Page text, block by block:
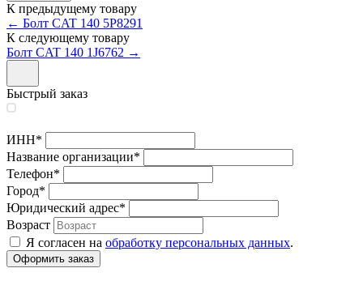
К предыдущему товару
← Болт CAT 140 5P8291
К следующему товару
Болт CAT 140 1J6762 →
Быстрый заказ
ИНН*
Название организации*
Телефон*
Город*
Юридический адрес*
Возраст
Я согласен на обработку персональных данных.